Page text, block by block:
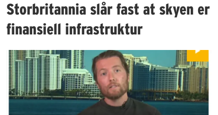
Storbritannia slår fast at skyen er
finansiell infrastruktur